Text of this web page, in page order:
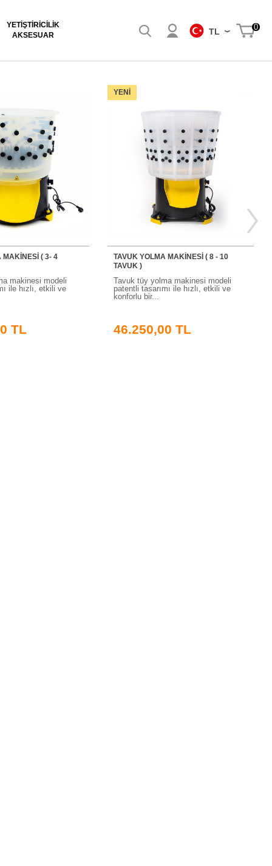
YETIŞTIRICILIK
AKSESUAR
TL 0
MAKİNESİ ( 3- 4
makinesi modeli
ile hızlı, etkili ve
TL
YENI
TAVUK YOLMA MAKİNESİ ( 8 - 10
TAVUK )
Tavuk tüy yolma makinesi modeli
patentli tasarımı ile hızlı, etkili ve
konforlu bir...
46.250,00 TL